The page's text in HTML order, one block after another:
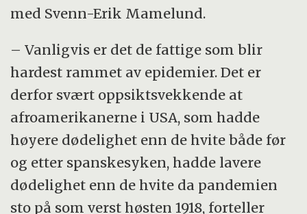
med Svenn-Erik Mamelund.
– Vanligvis er det de fattige som blir
hardest rammet av epidemier. Det er
derfor svært oppsiktsvekkende at
afroamerikanerne i USA, som hadde
høyere dødelighet enn de hvite både før
og etter spanskesyken, hadde lavere
dødelighet enn de hvite da pandemien
sto på som verst høsten 1918, forteller